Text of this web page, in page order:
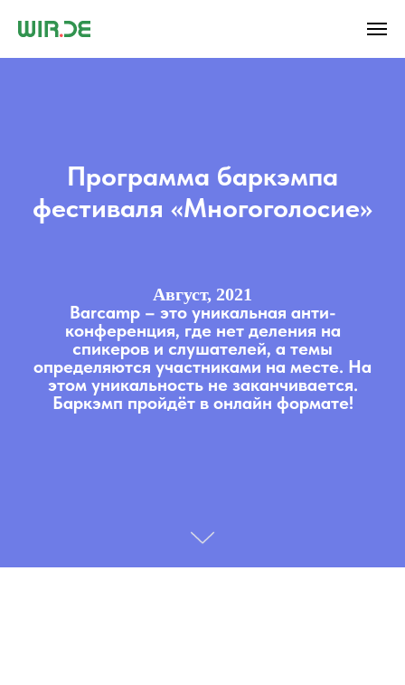
Программа баркэмпа
фестиваля «Многоголосие»
Август, 2021
Barcamp – это уникальная анти-
конференция, где нет деления на
спикеров и слушателей, а темы
определяются участниками на месте. На
этом уникальность не заканчивается.
Баркэмп пройдёт в онлайн формате!